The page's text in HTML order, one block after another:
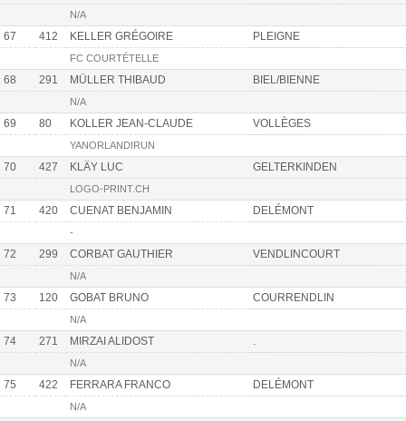
N/A
67 412 KELLER GRÉGOIRE PLEIGNE
FC COURTÉTELLE
68 291 MÜLLER THIBAUD BIEL/BIENNE
N/A
69 80 KOLLER JEAN-CLAUDE VOLLÈGES
YANORLANDIRUN
70 427 KLÄY LUC GELTERKINDEN
LOGO-PRINT.CH
71 420 CUENAT BENJAMIN DELÉMONT
-
72 299 CORBAT GAUTHIER VENDLINCOURT
N/A
73 120 GOBAT BRUNO COURRENDLIN
N/A
74 271 MIRZAI ALIDOST .
N/A
75 422 FERRARA FRANCO DELÉMONT
N/A